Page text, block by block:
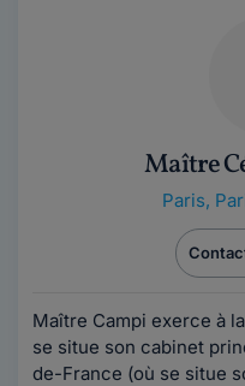
Maître
Paris,
Maître Campi exerce à
se situe son cabinet
de-France (où se situe